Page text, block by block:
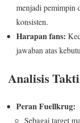
menjadi pemimpin
konsisten.
Harapan fans:
jawaban atas
Analisis
Peran Fuellkrug:
Sebagai target